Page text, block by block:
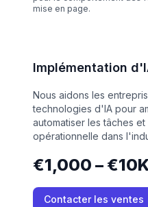
mise en page.
Implémentation
Nous aidons les
technologies d'IA pour
automatiser les tâches
opérationnelle dans
€1,000 –
Contacter les ventes